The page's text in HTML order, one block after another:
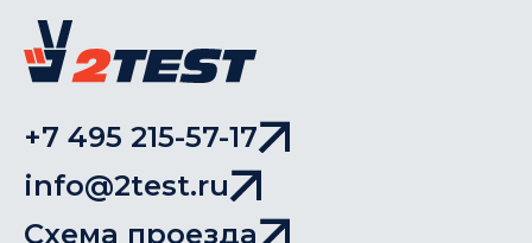
+7 495 215-57-17
info@2test.ru
Схема проезда